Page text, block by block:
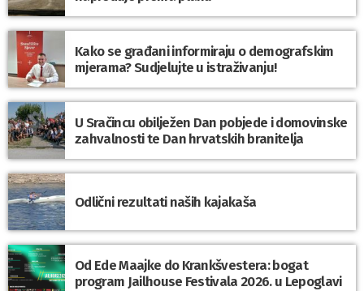
Kako se građani informiraju o demografskim
mjerama? Sudjelujte u istraživanju!
U Sračincu obilježen Dan pobjede i domovinske
zahvalnosti te Dan hrvatskih branitelja
Odlični rezultati naših kajakaša
Od Ede Maajke do Krankšvestera: bogat
program Jailhouse Festivala 2026. u Lepoglavi